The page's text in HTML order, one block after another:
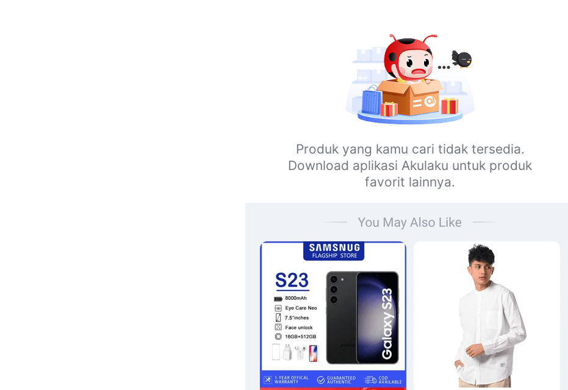
Produk yang kamu cari tidak tersedia.
Download aplikasi Akulaku untuk produk
favorit lainnya.